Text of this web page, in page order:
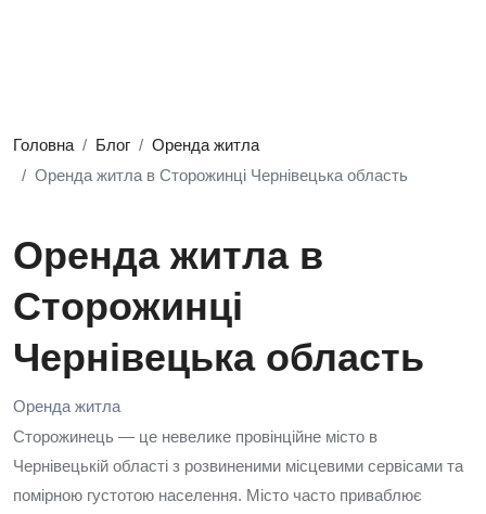
Головна Блог
Оренда житла
Оренда житла в Сторожинці Чернівецька область
Оренда житла в
Сторожинці
Чернівецька область
Оренда житла
Сторожинець — це невелике провінційне місто в
Чернівецькій області з розвиненими місцевими сервісами та
помірною густотою населення. Місто часто приваблює